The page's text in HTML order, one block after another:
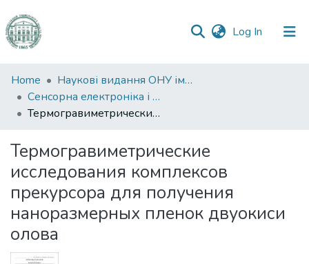
Log In (current)
Communities
&
Collections
Statistics
Home
Наукові видання ОНУ імені І. І. Мечникова
Сенсорна електроніка і мікросистемні технології
Термогравиметрические исследования комплексов прекурсора для получения наноразмерных пленок двуокиси олова
Термогравиметрические
исследования комплексов
прекурсора для получения
наноразмерных пленок двуокиси
олова